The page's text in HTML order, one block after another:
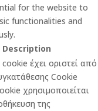
for the website to
functionalities and
Description
έχει οριστεί από
Cookie
χρησιμοποιείται
της